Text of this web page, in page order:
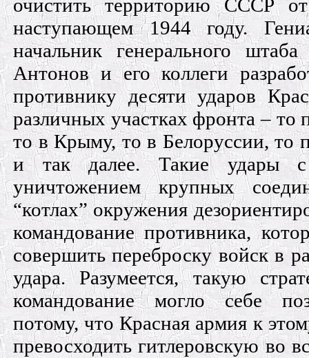
очистить территорию СССР
наступающем 1944 году.
начальник генерального
Антонов и его коллеги
противнику десяти ударов
различных участках фронта – то
то в Крыму, то в Белоруссии, то
и так далее. Такие удары
уничтожением крупных
“котлах” окружения
командование противника,
совершить переброску войск в
удара. Разумеется, такую
командование могло себе
потому, что Красная армия к
превосходить гитлеровскую во